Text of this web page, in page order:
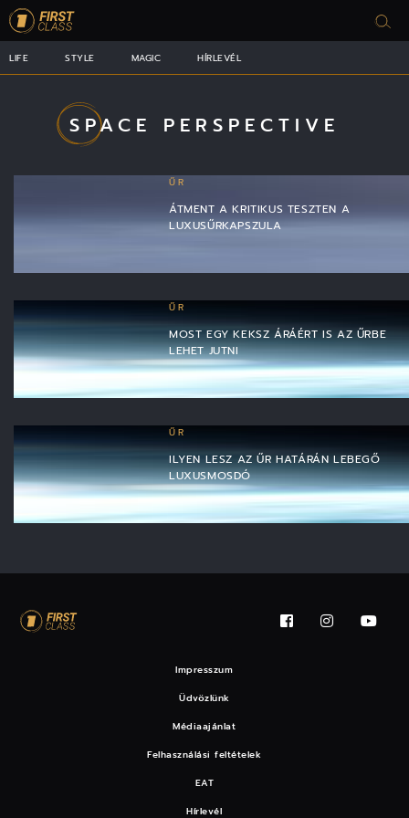
LIFE STYLE MAGIC HÍRLEVÉL
SPACE PERSPECTIVE
ŰR
ÁTMENT A KRITIKUS TESZTEN A
LUXUSŰRKAPSZULA
ŰR
MOST EGY KEKSZ ÁRÁÉRT IS AZ ŰRBE
LEHET JUTNI
ŰR
ILYEN LESZ AZ ŰR HATÁRÁN LEBEGŐ
LUXUSMOSDÓ
Impresszum
Üdvözlünk
Médiaajánlat
Felhasználási feltételek
EAT
Hírlevél